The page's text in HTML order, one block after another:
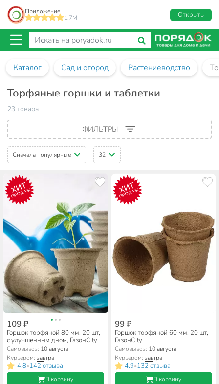
Приложение
1.7M
Открыть
Каталог Сад и огород Растениеводство
Торфяные горшки и таблетки
23 товара
ФИЛЬТРЫ
Сначала популярные 32
ХИТ
ПРОДАЖ
109 ₽
Горшок торфяной 80 мм, 20 шт,
с улучшенным дном, ГазонCity
Самовывоз: 10 августа
Курьером:завтра
4.8•142 отзыва
В корзину
ХИТ
ПРОДАЖ
99 ₽
Горшок торфяной 60 мм, 20 шт,
ГазонCity
Самовывоз: 10 августа
Курьером: завтра
4.9•132 отзыва
В корзину